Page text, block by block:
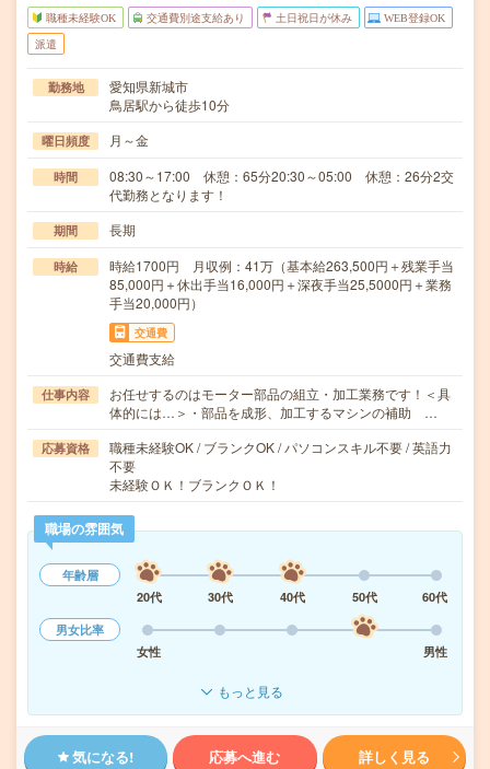
職種未経験OK 交通費別途支給あり 土日祝日が休み WEB登録OK
派遣
勤務地
愛知県新城市
鳥居駅から徒歩10分
曜日頻度 月～金
時間
08:30～17:00 休憩：65分20:30～05:00 休憩：26分2交
代勤務となります！
期間 長期
時給
時給1700円 月収例：41万（基本給263,500円＋残業手当
85,000円＋休出手当16,000円＋深夜手当25,5000円＋業務
手当20,000円）
交通費
交通費支給
仕事内容
お任せするのはモーター部品の組立・加工業務です！＜具
体的には…＞・部品を成形、加工するマシンの補助 …
応募資格
職種未経験OK / ブランクOK / パソコンスキル不要 / 英語力
不要
未経験ＯＫ！ブランクＯＫ！
職場の雰囲気
年齢層
20代
30代 40代 50代
60代
男女比率
女性
男性
もっと見る
気になる! 応募へ進む 詳しく見る